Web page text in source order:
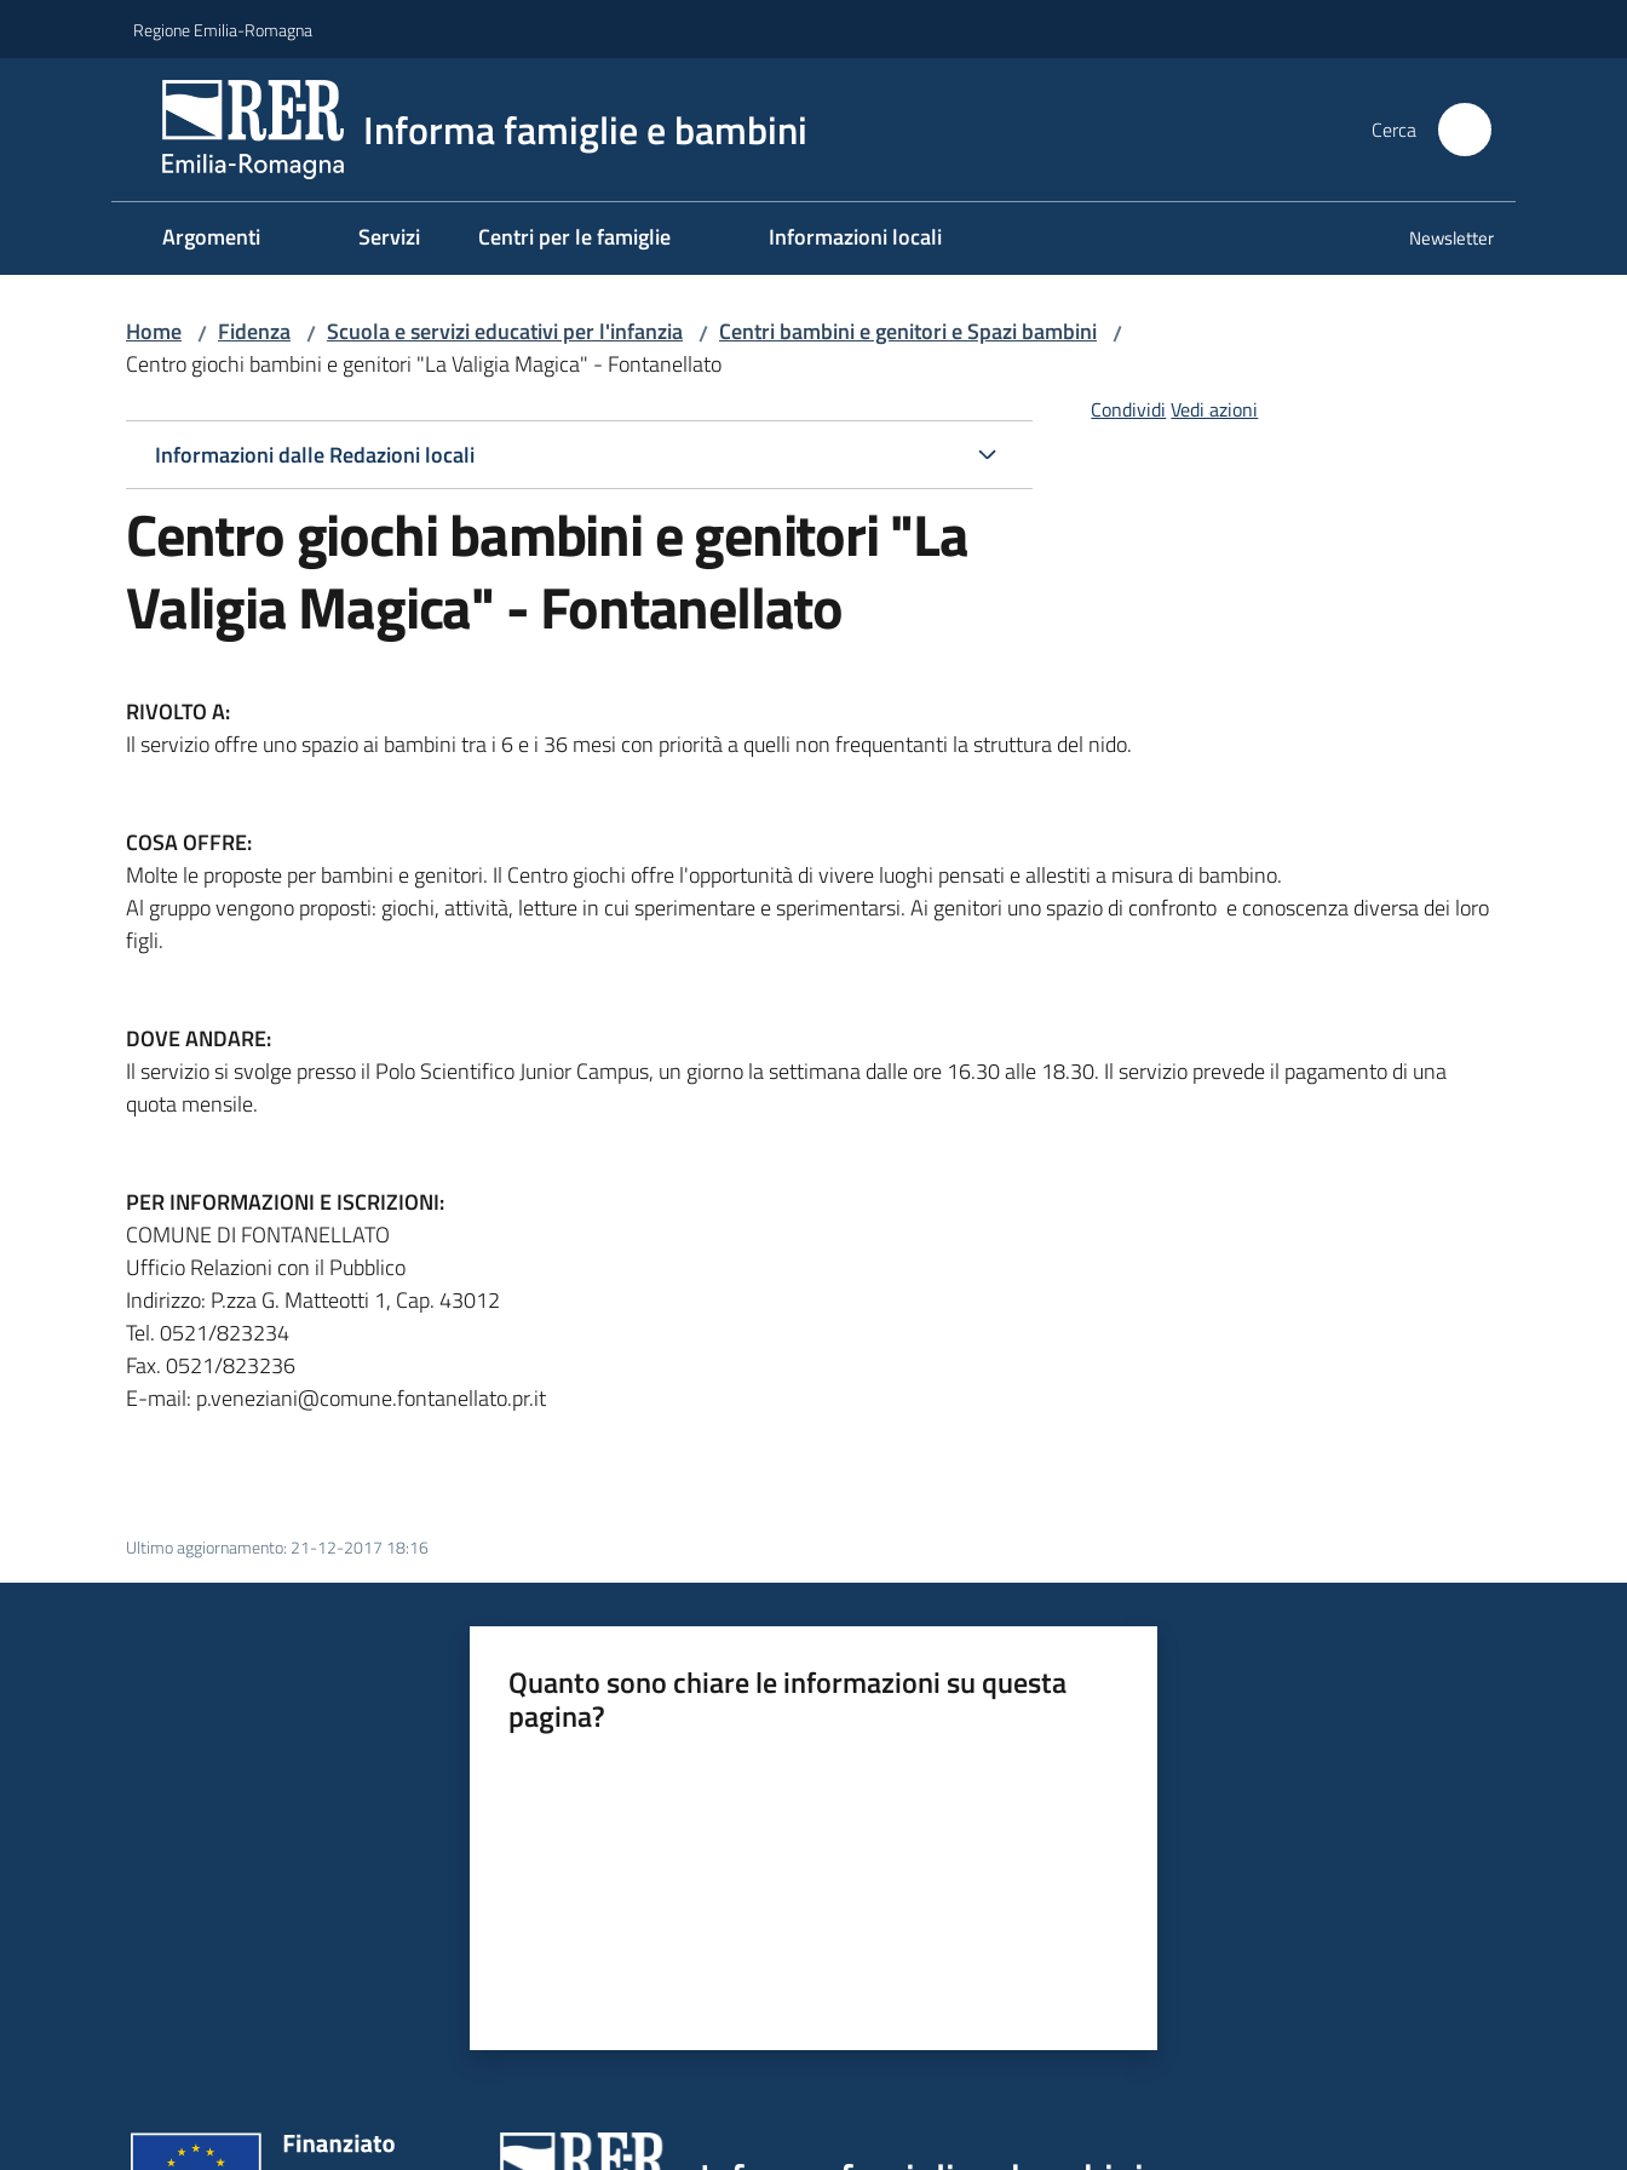
Regione Emilia-Romagna
Informa famiglie e bambini Cerca
Argomenti Servizi Centri per le famiglie Informazioni locali Newsletter
Home / Fidenza / Scuola e servizi educativi per l'infanzia / Centri bambini e genitori e Spazi bambini /
Centro giochi bambini e genitori "La Valigia Magica" - Fontanellato
Informazioni dalle Redazioni locali
Centro giochi bambini e genitori "La
Valigia Magica" - Fontanellato
Condividi Vedi azioni
RIVOLTO A:
Il servizio offre uno spazio ai bambini tra i 6 e i 36 mesi con priorità a quelli non frequentanti la struttura del nido.
COSA OFFRE:
Molte le proposte per bambini e genitori. Il Centro giochi offre l'opportunità di vivere luoghi pensati e allestiti a misura di bambino.
Al gruppo vengono proposti: giochi, attività, letture in cui sperimentare e sperimentarsi. Ai genitori uno spazio di confronto e conoscenza diversa dei loro
figli.
DOVE ANDARE:
Il servizio si svolge presso il Polo Scientifico Junior Campus, un giorno la settimana dalle ore 16.30 alle 18.30. Il servizio prevede il pagamento di una
quota mensile.
PER INFORMAZIONI E ISCRIZIONI:
COMUNE DI FONTANELLATO
Ufficio Relazioni con il Pubblico
Indirizzo: P.zza G. Matteotti 1, Cap. 43012
Tel. 0521/823234
Fax. 0521/823236
E-mail: p.veneziani@comune.fontanellato.pr.it
Ultimo aggiornamento: 21-12-2017 18:16
Quanto sono chiare le informazioni su questa
pagina?